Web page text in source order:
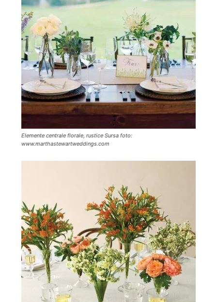
Elemente centrale florale, rustice Sursa foto:
www.marthastewartweddings.com